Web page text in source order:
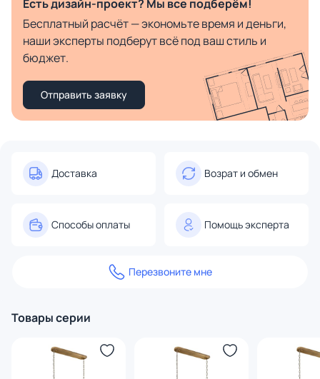
Есть дизайн-проект? Мы все подберём!
Бесплатный расчёт — экономьте время и деньги,
наши эксперты подберут всё под ваш стиль и
бюджет.
Отправить заявку
Доставка Возрат и обмен
Способы оплаты Помощь эксперта
Перезвоните мне
Товары серии